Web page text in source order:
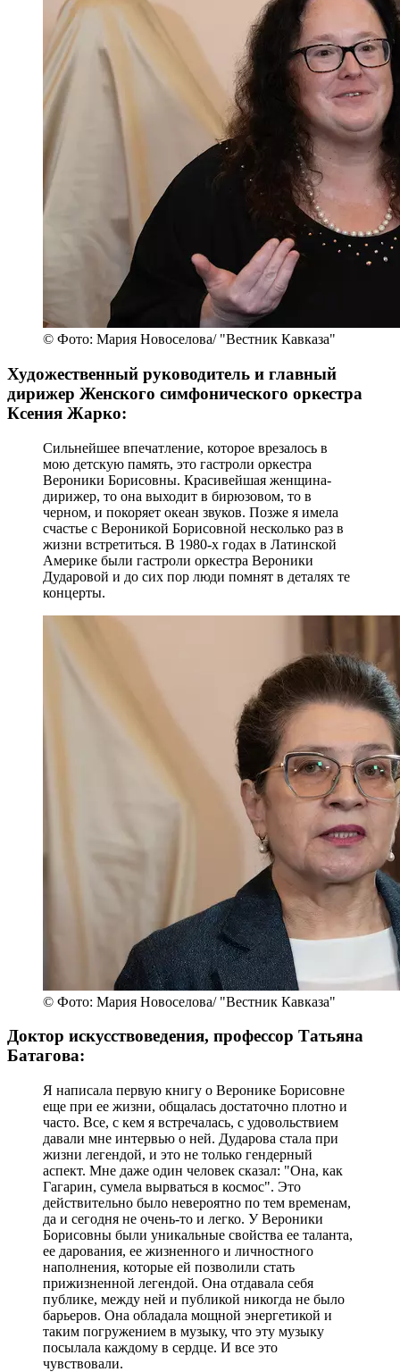
© Фото: Мария Новоселова/ "Вестник Кавказа"
Художественный руководитель и главный
дирижер Женского симфонического оркестра
Ксения Жарко:
Сильнейшее впечатление, которое врезалось в
мою детскую память, это гастроли оркестра
Вероники Борисовны. Красивейшая женщина-
дирижер, то она выходит в бирюзовом, то в
черном, и покоряет океан звуков. Позже я имела
счастье с Вероникой Борисовной несколько раз в
жизни встретиться. В 1980-х годах в Латинской
Америке были гастроли оркестра Вероники
Дударовой и до сих пор люди помнят в деталях те
концерты.
© Фото: Мария Новоселова/ "Вестник Кавказа"
Доктор искусствоведения, профессор Татьяна
Батагова:
Я написала первую книгу о Веронике Борисовне
еще при ее жизни, общалась достаточно плотно и
часто. Все, с кем я встречалась, с удовольствием
давали мне интервью о ней. Дударова стала при
жизни легендой, и это не только гендерный
аспект. Мне даже один человек сказал: "Она, как
Гагарин, сумела вырваться в космос". Это
действительно было невероятно по тем временам,
да и сегодня не очень-то и легко. У Вероники
Борисовны были уникальные свойства ее таланта,
ее дарования, ее жизненного и личностного
наполнения, которые ей позволили стать
прижизненной легендой. Она отдавала себя
публике, между ней и публикой никогда не было
барьеров. Она обладала мощной энергетикой и
таким погружением в музыку, что эту музыку
посылала каждому в сердце. И все это
чувствовали.